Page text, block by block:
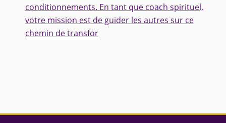
conditionnements. En tant que coach spirituel,
votre mission est de guider les autres sur ce
chemin de transfor